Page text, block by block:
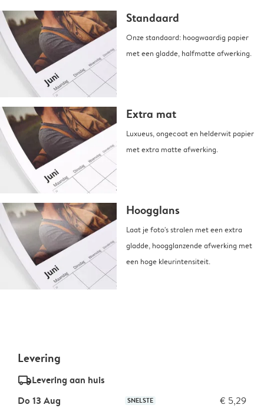
Standaard
Onze standaard: hoogwaardig papier
met een gladde, halfmatte afwerking.
Extra mat
Luxueus, ongecoat en helderwit papier
met extra matte afwerking.
Hoogglans
Laat je foto's stralen met een extra
gladde, hoogglanzende afwerking met
een hoge kleurintensiteit.
Levering
delivery_standard_v2Levering aan huis
Do 13 Aug
SNELSTE € 5,29